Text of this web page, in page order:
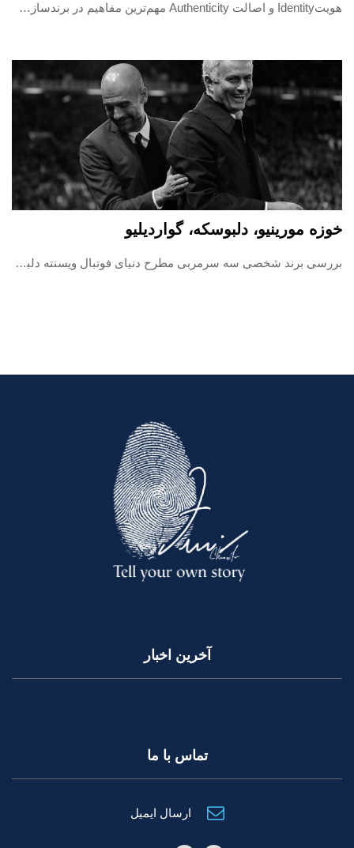
هویتIdentity و اصالت Authenticity مهم‌ترین مفاهیم در برندسازی شخصی هست که پایه و اساس تمامی اقدامات و روند برندینگ محسوب میشه.
خوزه مورینیو، دلبوسکه، گواردیلیو
بررسی برند شخصی سه سرمربی مطرح دنیای فوتبال ویسنته دلبوسکه، خوزه مورینیو و پپ گواردیولا پرسونال برندینگ یا همان برند سازی شخصی این روزها در هر شغل و حرفه ای امری لازم و ضروری هست، مخصوصا اگر در حوزه ای متخصص هستید
آخرین اخبار
تماس با ما
ارسال ایمیل